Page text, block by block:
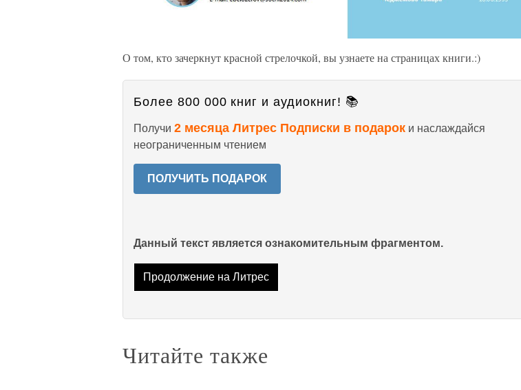
О том, кто зачеркнут красной стрелочкой, вы узнаете на страницах книги.:)
Более 800 000 книг и аудиокниг! 📚
Получи 2 месяца Литрес Подписки в подарок и наслаждайся
неограниченным чтением
ПОЛУЧИТЬ ПОДАРОК
Данный текст является ознакомительным фрагментом.
Продолжение на Литрес
Читайте также